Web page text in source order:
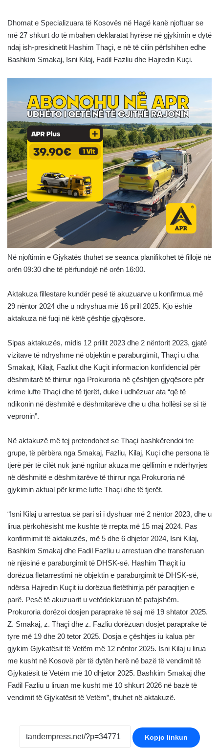
Dhomat e Specializuara të Kosovës në Hagë kanë njoftuar se
më 27 shkurt do të mbahen deklaratat hyrëse në gjykimin e dytë
ndaj ish-presidnetit Hashim Thaçi, e në të cilin përfshihen edhe
Bashkim Smakaj, Isni Kilaj, Fadil Fazliu dhe Hajredin Kuçi.
Në njoftimin e Gjykatës thuhet se seanca planifikohet të fillojë në
orën 09:30 dhe të përfundojë në orën 16:00.
Aktakuza fillestare kundër pesë të akuzuarve u konfirmua më
29 nëntor 2024 dhe u ndryshua më 16 prill 2025. Kjo është
aktakuza në fuqi në këtë çështje gjyqësore.
Sipas aktakuzës, midis 12 prillit 2023 dhe 2 nëntorit 2023, gjatë
vizitave të ndryshme në objektin e paraburgimit, Thaçi u dha
Smakajt, Kilajt, Fazliut dhe Kuçit informacion konfidencial për
dëshmitarë të thirrur nga Prokuroria në çështjen gjyqësore për
krime lufte Thaçi dhe të tjerët, duke i udhëzuar ata “që të
ndikonin në dëshmitë e dëshmitarëve dhe u dha hollësi se si të
vepronin”.
Në aktakuzë më tej pretendohet se Thaçi bashkërendoi tre
grupe, të përbëra nga Smakaj, Fazliu, Kilaj, Kuçi dhe persona të
tjerë për të cilët nuk janë ngritur akuza me qëllimin e ndërhyrjes
në dëshmitë e dëshmitarëve të thirrur nga Prokuroria në
gjykimin aktual për krime lufte Thaçi dhe të tjerët.
“Isni Kilaj u arrestua së pari si i dyshuar më 2 nëntor 2023, dhe u
lirua përkohësisht me kushte të rrepta më 15 maj 2024. Pas
konfirmimit të aktakuzës, më 5 dhe 6 dhjetor 2024, Isni Kilaj,
Bashkim Smakaj dhe Fadil Fazliu u arrestuan dhe transferuan
në njësinë e paraburgimit të DHSK-së. Hashim Thaçit iu
dorëzua fletarrestimi në objektin e paraburgimit të DHSK-së,
ndërsa Hajredin Kuçit iu dorëzua fletëthirrja për paraqitjen e
parë. Pesë të akuzuarit u vetëdeklaruan të pafajshëm.
Prokuroria dorëzoi dosjen paraprake të saj më 19 shtator 2025.
Z. Smakaj, z. Thaçi dhe z. Fazliu dorëzuan dosjet paraprake të
tyre më 19 dhe 20 tetor 2025. Dosja e çështjes iu kalua për
gjykim Gjykatësit të Vetëm më 12 nëntor 2025. Isni Kilaj u lirua
me kusht në Kosovë për të dytën herë në bazë të vendimit të
Gjykatësit të Vetëm më 10 dhjetor 2025. Bashkim Smakaj dhe
Fadil Fazliu u liruan me kusht më 10 shkurt 2026 në bazë të
vendimit të Gjykatësit të Vetëm”, thuhet në aktakuzë.
Kopjo linkun